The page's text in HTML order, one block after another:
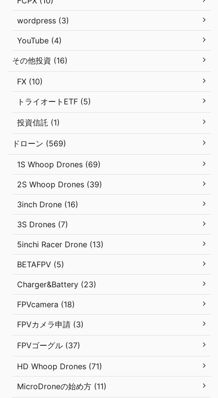
wordpress (3)
YouTube (4)
その他投資 (16)
FX (10)
トライオートETF (5)
投資信託 (1)
ドローン (569)
1S Whoop Drones (69)
2S Whoop Drones (39)
3inch Drone (16)
3S Drones (7)
5inchi Racer Drone (13)
BETAFPV (5)
Charger&Battery (23)
FPVcamera (18)
FPVカメラ申請 (3)
FPVゴーグル (37)
HD Whoop Drones (71)
MicroDroneの始め方 (11)